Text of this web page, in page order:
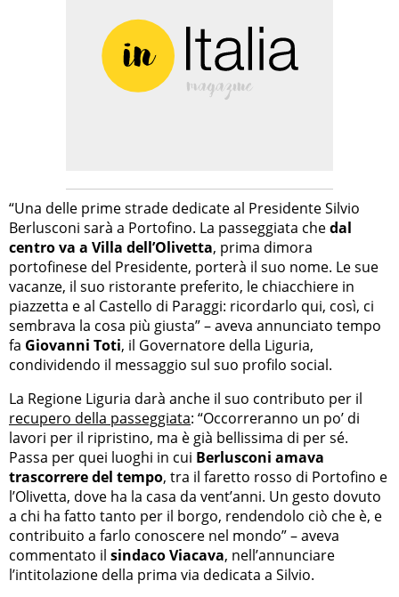
“Una delle prime strade dedicate al Presidente Silvio
Berlusconi sarà a Portofino. La passeggiata chedal
centro va a Villa dell’Olivetta, prima dimora
portofinese del Presidente, porterà il suo nome. Le sue
vacanze, il suo ristorante preferito, le chiacchiere in
piazzetta e al Castello di Paraggi: ricordarlo qui, così, ci
sembrava la cosa più giusta” – aveva annunciato tempo
fa Giovanni Toti, il Governatore della Liguria,
condividendo il messaggio sul suo profilo social.
La Regione Liguria darà anche il suo contributo per il
recupero della passeggiata: “Occorreranno un po’ di
lavori per il ripristino, ma è già bellissima di per sé.
Passa per quei luoghi in cui Berlusconi amava
trascorrere del tempo, tra il faretto rosso di Portofino e
l’Olivetta, dove ha la casa da vent’anni. Un gesto dovuto
a chi ha fatto tanto per il borgo, rendendolo ciò che è, e
contribuito a farlo conoscere nel mondo” – aveva
commentato il sindaco Viacava, nell’annunciare
l’intitolazione della prima via dedicata a Silvio.